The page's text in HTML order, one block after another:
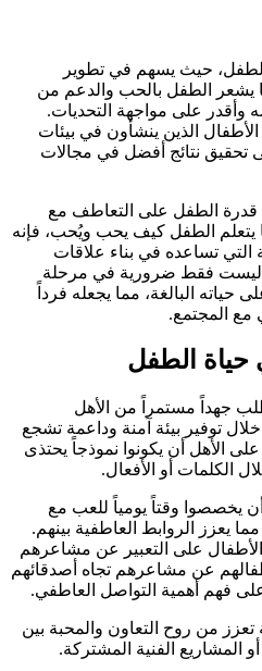
حيث يسهم في تطوير
يشعر الطفل بالحب والدعم من
وأقدر على مواجهة التحديات.
الذين ينشأون في بيئات
تحقيق نتائج أفضل في مجالات
قدرة الطفل على التعاطف مع
يتعلم الطفل كيف يحب ويُحب، فإنه
التي تساعده في بناء علاقات
ليست فقط ضرورية في مرحلة
حياته البالغة، مما يجعله فرداً
مع المجتمع.
حياة الطفل
جهداً مستمراً من الأهل
توفير بيئة آمنة وداعمة تشجع
الأهل أن يكونوا نموذجاً يحتذى
الكلمات أو الأفعال.
يخصصوا وقتاً يومياً للعب مع
يعزز الروابط العاطفية بينهم.
على التعبير عن مشاعرهم
عن مشاعرهم تجاه أصدقائهم
فهم أهمية التواصل العاطفي.
من روح التعاون والمحبة بين
المشاريع الفنية المشتركة.